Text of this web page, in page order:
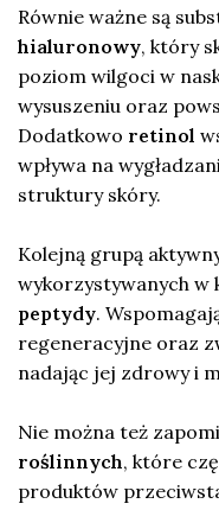
Równie ważne są
hialuronowy, który
poziom wilgoci w
wysuszeniu oraz
Dodatkowo retinol
wpływa na
struktury skóry.
Kolejną grupą
wykorzystywanych w
peptydy.
regeneracyjne oraz
nadając jej zdrowy i
Nie można też
roślinnych, które
produktów